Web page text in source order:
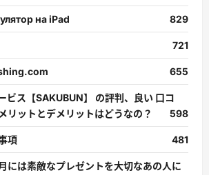
на iPad 829
721
655
ビス【SAKUBUN】 の評判、良い 口コ
リットとデメリットはどうなの？
598
項 481
には素敵なプレゼントを大切なあの人に